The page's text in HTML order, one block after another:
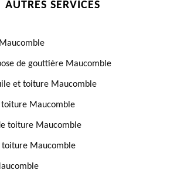
AUTRES SERVICES
de gouttière Maucomble
et toiture Maucomble
toiture Maucomble
toiture Maucomble
toiture Maucomble